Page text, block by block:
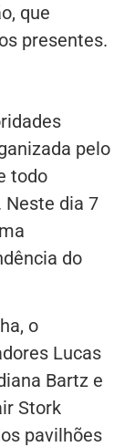
que
presentes.
pelo
todo
Neste dia 7
do
o
Lucas
Bartz e
Stork
pavilhões